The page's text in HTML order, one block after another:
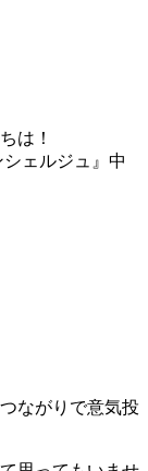
は！
ェルジュ』中
ながりで意気投